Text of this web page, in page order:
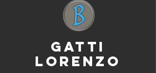
GATTI
LORENZO